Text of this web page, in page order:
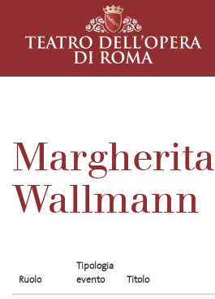
Margherita
Wallmann
Ruolo
Tipologia
evento
Titolo